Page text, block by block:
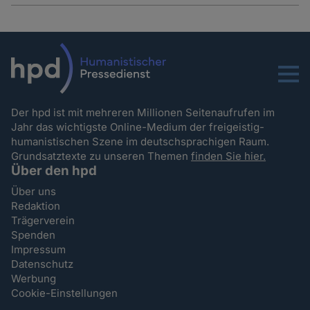
Menu
Der hpd ist mit mehreren Millionen Seitenaufrufen im
Jahr das wichtigste Online-Medium der freigeistig-
humanistischen Szene im deutschsprachigen Raum.
Grundsatztexte zu unseren Themenfinden Sie hier.
Über den hpd
Über uns
Redaktion
Trägerverein
Spenden
Impressum
Datenschutz
Werbung
Cookie-Einstellungen